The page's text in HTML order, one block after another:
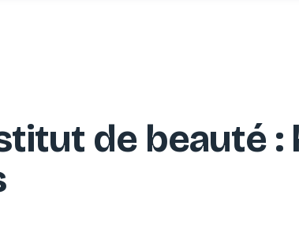
de beauté :